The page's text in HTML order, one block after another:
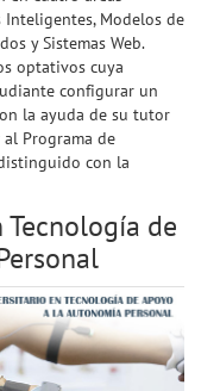
Inteligentes, Modelos de
y Sistemas Web.
optativos cuya
configurar un
la ayuda de su tutor
Programa de
con la
de